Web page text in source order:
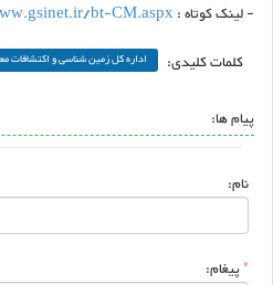
- لینک کوتاه : bt-CM.aspx
کلمات کلیدی:
اداره کل زمین شناسی و اکتشافات
پیام ها:
نام:
*پیغام: